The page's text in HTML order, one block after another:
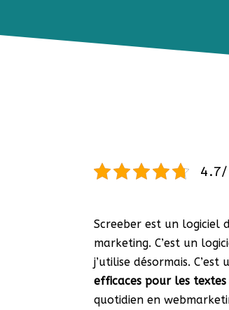
Screeber est un logiciel
marketing. C’est un
j’utilise désormais.
efficaces pour les
quotidien en